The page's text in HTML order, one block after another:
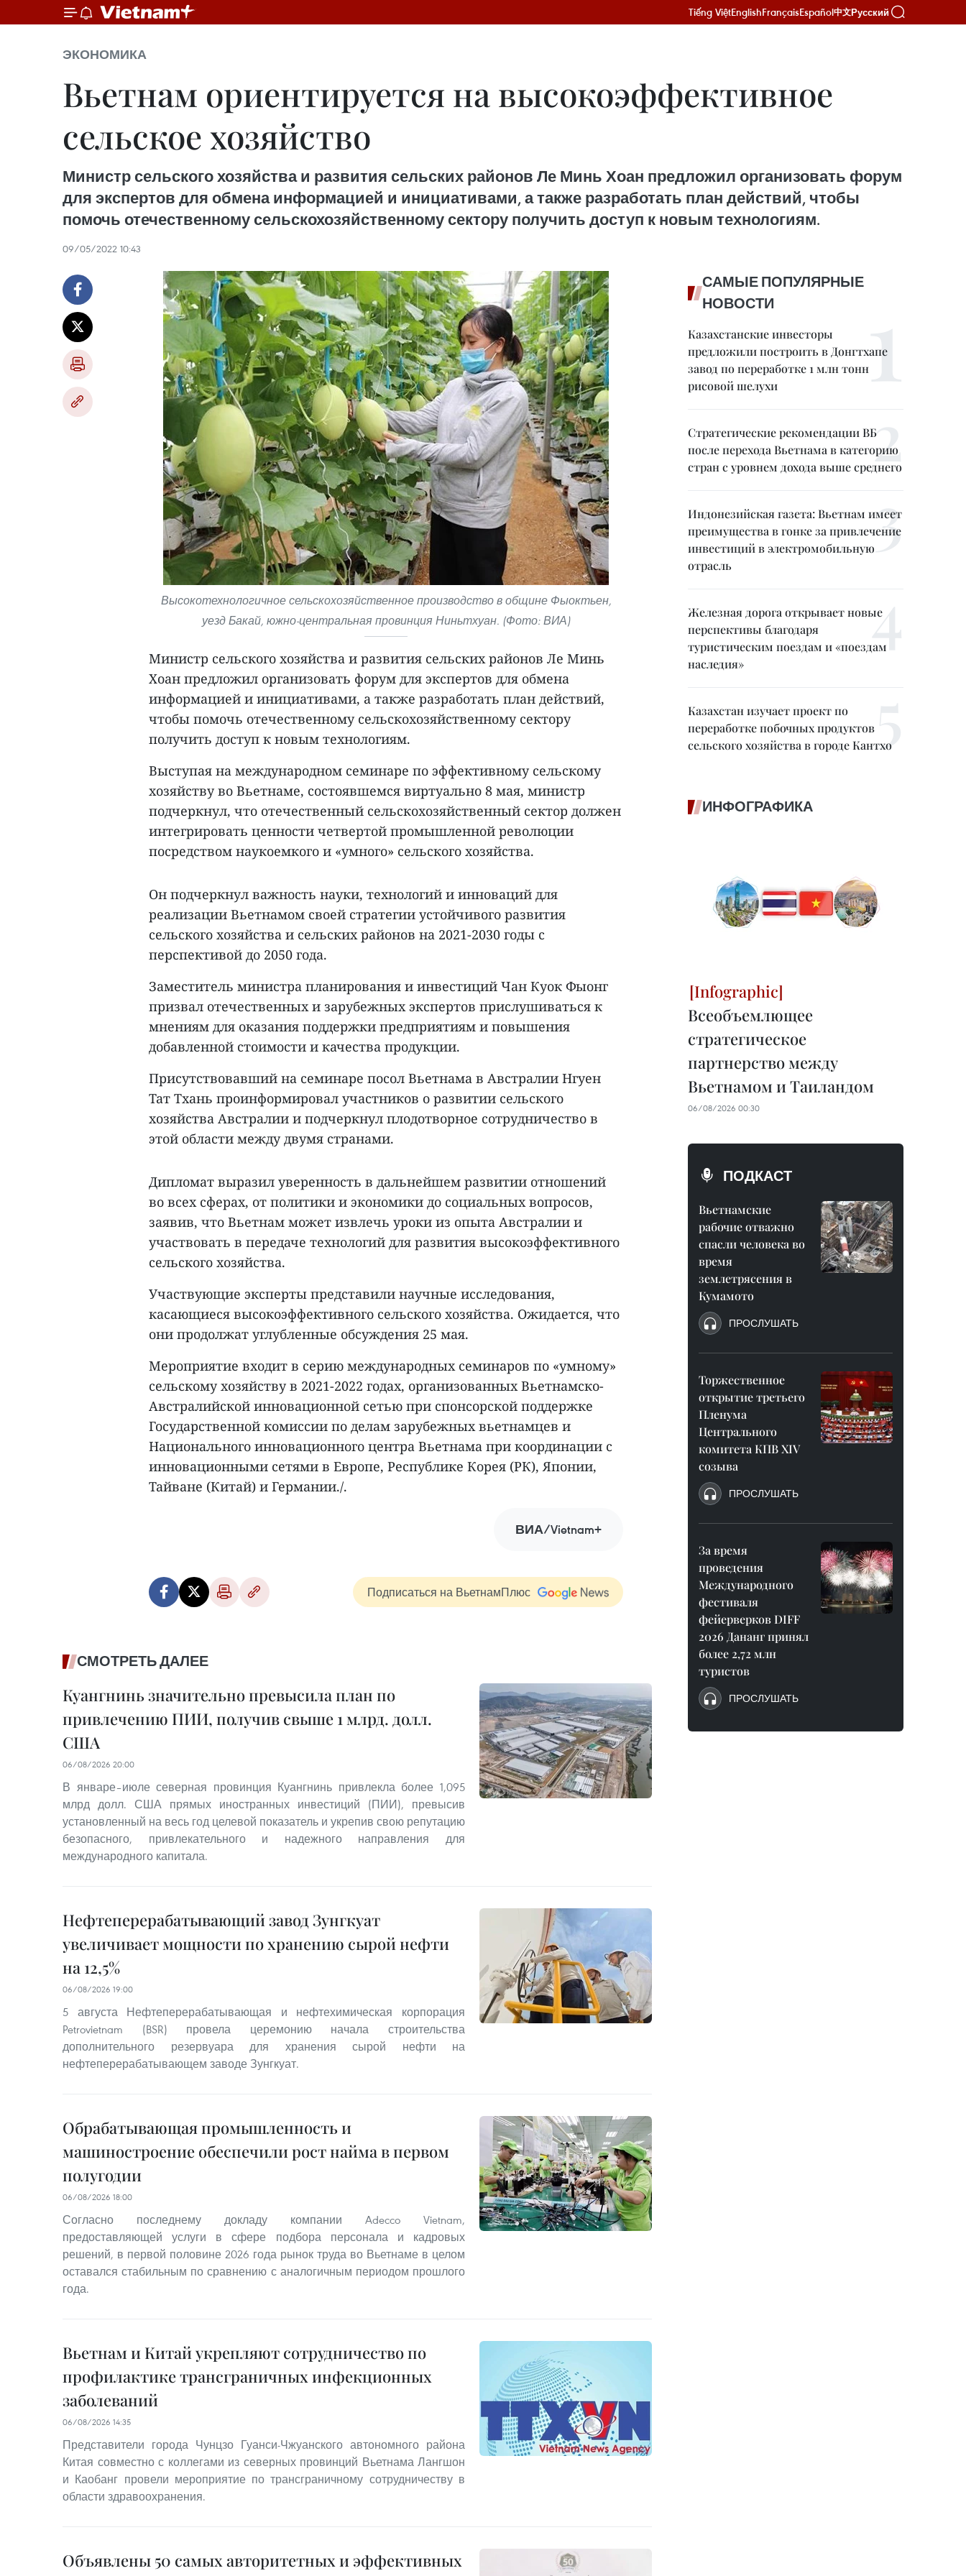
Tiếng ViệtEnglishFrançaisEspañol中文Русский
ЭКОНОМИКА
Вьетнам ориентируется на высокоэффективное
сельское хозяйство
Министр сельского хозяйства и развития сельских районов Ле Минь Хоан предложил организовать форум
для экспертов для обмена информацией и инициативами, а также разработать план действий, чтобы
помочь отечественному сельскохозяйственному сектору получить доступ к новым технологиям.
09/05/2022 10:43
Высокотехнологичное сельскохозяйственное производство в общине Фыоктьен,
уезд Бакай, южно-центральная провинция Ниньтхуан. (Фото: ВИА)
Министр сельского хозяйства и развития сельских районов Ле Минь
Хоан предложил организовать форум для экспертов для обмена
информацией и инициативами, а также разработать план действий,
чтобы помочь отечественному сельскохозяйственному сектору
получить доступ к новым технологиям.
Выступая на международном семинаре по эффективному сельскому
хозяйству во Вьетнаме, состоявшемся виртуально 8 мая, министр
подчеркнул, что отечественный сельскохозяйственный сектор должен
интегрировать ценности четвертой промышленной революции
посредством наукоемкого и «умного» сельского хозяйства.
Он подчеркнул важность науки, технологий и инноваций для
реализации Вьетнамом своей стратегии устойчивого развития
сельского хозяйства и сельских районов на 2021-2030 годы с
перспективой до 2050 года.
Заместитель министра планирования и инвестиций Чан Куок Фыонг
призвал отечественных и зарубежных экспертов прислушиваться к
мнениям для оказания поддержки предприятиям и повышения
добавленной стоимости и качества продукции.
Присутствовавший на семинаре посол Вьетнама в Австралии Нгуен
Тат Тхань проинформировал участников о развитии сельского
хозяйства Австралии и подчеркнул плодотворное сотрудничество в
этой области между двумя странами.
Дипломат выразил уверенность в дальнейшем развитии отношений
во всех сферах, от политики и экономики до социальных вопросов,
заявив, что Вьетнам может извлечь уроки из опыта Австралии и
участвовать в передаче технологий для развития высокоэффективного
сельского хозяйства.
Участвующие эксперты представили научные исследования,
касающиеся высокоэффективного сельского хозяйства. Ожидается, что
они продолжат углубленные обсуждения 25 мая.
Мероприятие входит в серию международных семинаров по «умному»
сельскому хозяйству в 2021-2022 годах, организованных Вьетнамско-
Австралийской инновационной сетью при спонсорской поддержке
Государственной комиссии по делам зарубежных вьетнамцев и
Национального инновационного центра Вьетнама при координации с
инновационными сетями в Европе, Республике Корея (РК), Японии,
Тайване (Китай) и Германии./.
ВИА/Vietnam+
Подписаться на ВьетнамПлюс
СМОТРЕТЬ ДАЛЕЕ
Куангнинь значительно превысила план по
привлечению ПИИ, получив свыше 1 млрд. долл.
США
06/08/2026 20:00
В январе–июле северная провинция Куангнинь привлекла более 1,095
млрд долл. США прямых иностранных инвестиций (ПИИ), превысив
установленный на весь год целевой показатель и укрепив свою репутацию
безопасного, привлекательного и надежного направления для
международного капитала.
Нефтеперерабатывающий завод Зунгкуат
увеличивает мощности по хранению сырой нефти
на 12,5%
06/08/2026 19:00
5 августа Нефтеперерабатывающая и нефтехимическая корпорация
Petrovietnam (BSR) провела церемонию начала строительства
дополнительного резервуара для хранения сырой нефти на
нефтеперерабатывающем заводе Зунгкуат.
Обрабатывающая промышленность и
машиностроение обеспечили рост найма в первом
полугодии
06/08/2026 18:00
Согласно последнему докладу компании Adecco Vietnam,
предоставляющей услуги в сфере подбора персонала и кадровых
решений, в первой половине 2026 года рынок труда во Вьетнаме в целом
оставался стабильным по сравнению с аналогичным периодом прошлого
года.
Вьетнам и Китай укрепляют сотрудничество по
профилактике трансграничных инфекционных
заболеваний
06/08/2026 14:35
Представители города Чунцзо Гуанси-Чжуанского автономного района
Китая совместно с коллегами из северных провинций Вьетнама Лангшон
и Каобанг провели мероприятие по трансграничному сотрудничеству в
области здравоохранения.
Объявлены 50 самых авторитетных и эффективных
САМЫЕ ПОПУЛЯРНЫЕ
НОВОСТИ
Казахстанские инвесторы
предложили построить в Донгтхапе
завод по переработке 1 млн тонн
рисовой шелухи
Стратегические рекомендации ВБ
после перехода Вьетнама в категорию
стран с уровнем дохода выше среднего
Индонезийская газета: Вьетнам имеет
преимущества в гонке за привлечение
инвестиций в электромобильную
отрасль
Железная дорога открывает новые
перспективы благодаря
туристическим поездам и «поездам
наследия»
Казахстан изучает проект по
переработке побочных продуктов
сельского хозяйства в городе Кантхо
ИНФОГРАФИКА
Всеобъемлющее
стратегическое
партнерство между
Вьетнамом и Таиландом
06/08/2026 00:30
ПОДКАСТ
Вьетнамские
рабочие отважно
спасли человека во
время
землетрясения в
Кумамото
ПРОСЛУШАТЬ
Торжественное
открытие третьего
Пленума
Центрального
комитета КПВ XIV
созыва
ПРОСЛУШАТЬ
За время
проведения
Международного
фестиваля
фейерверков DIFF
2026 Дананг принял
более 2,72 млн
туристов
ПРОСЛУШАТЬ